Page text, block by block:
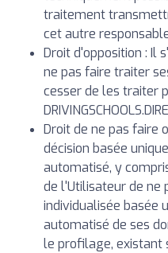
traitement
cet autre
Droit d'opposition : Il
ne pas faire traiter
cesser de les traiter
Droit de ne pas faire
décision basée
automatisé, y
de l'Utilisateur de ne
individualisée basée
automatisé de ses
le profilage, existant